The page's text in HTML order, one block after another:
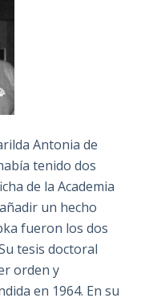
Antonia de
tenido dos
de la Academia
un hecho
fueron los dos
tesis doctoral
orden y
en 1964. En su